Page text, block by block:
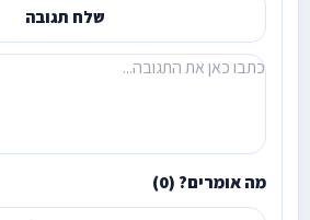
שלח תגובה
מה אומרים? (0)